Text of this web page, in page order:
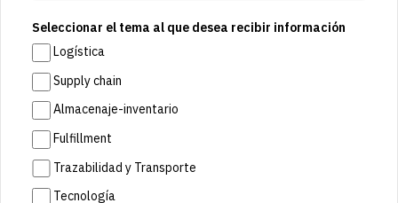
Seleccionar el tema al que desea recibir información
Logística
Supply chain
Almacenaje-inventario
Fulfillment
Trazabilidad y Transporte
Tecnología